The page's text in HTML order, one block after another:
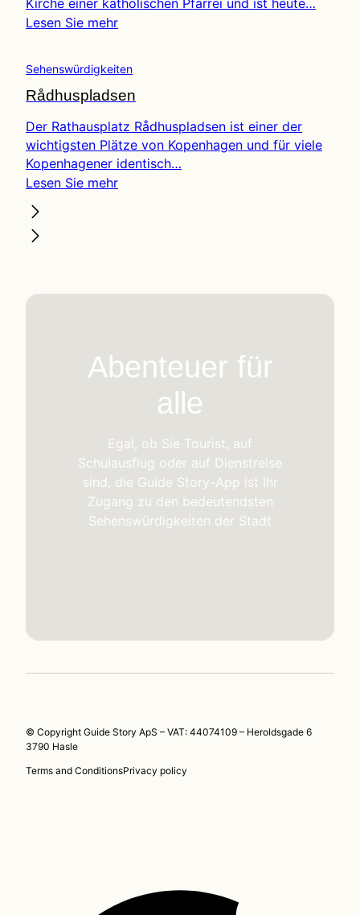
Lesen Sie mehr
Sehenswürdigkeiten
Rådhuspladsen
Der Rathausplatz Rådhuspladsen ist einer der
wichtigsten Plätze von Kopenhagen und für viele
Kopenhagener identisch…
Lesen Sie mehr
Abenteuer für
alle
Egal, ob Sie Tourist, auf
Schulausflug oder auf Dienstreise
sind, die Guide Story-App ist Ihr
Zugang zu den bedeutendsten
Sehenswürdigkeiten der Stadt
© Copyright Guide Story ApS – VAT: 44074109 – Heroldsgade 6
3790 Hasle
Terms and ConditionsPrivacy policy